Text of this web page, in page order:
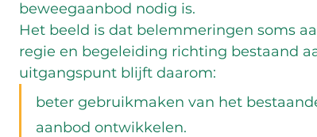
beweegaanbod nodig is.
Het beeld is dat belemmeringen soms
regie en begeleiding richting bestaand
uitgangspunt blijft daarom:
beter gebruikmaken van het
aanbod ontwikkelen.